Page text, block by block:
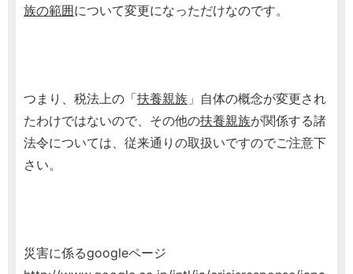
族の範囲について変更になっただけなのです。
つまり、税法上の「扶養親族 」自体の概念が変更され
たわけではないので、その他の扶養親族が関係する諸
法令については、従来通りの取扱いですのでご注意下
さい。
災害に係るgoogleページ